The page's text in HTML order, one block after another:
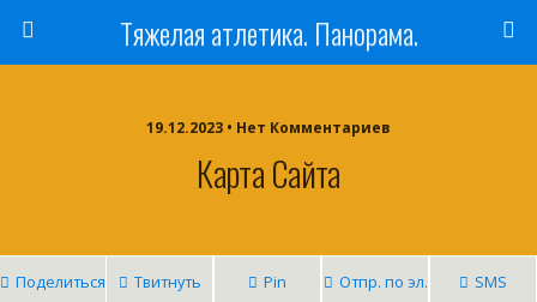
Тяжелая атлетика. Панорама.
19.12.2023 • Нет Комментариев
Карта Сайта
Поделиться Твитнуть Pin
Отпр. по эл.
SMS